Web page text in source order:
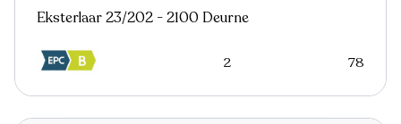
Eksterlaar 23/202 - 2100 Deurne
2 78